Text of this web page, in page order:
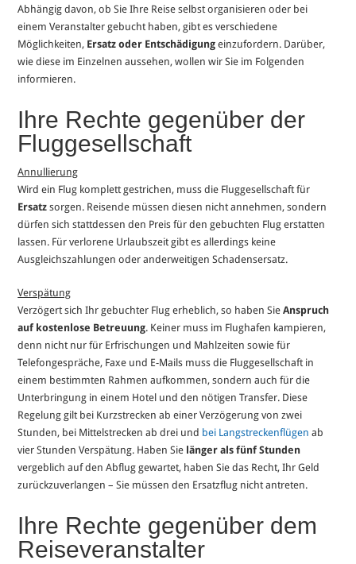
Abhängig davon, ob Sie Ihre Reise selbst organisieren oder bei
einem Veranstalter gebucht haben, gibt es verschiedene
Möglichkeiten, Ersatz oder Entschädigung einzufordern. Darüber,
wie diese im Einzelnen aussehen, wollen wir Sie im Folgenden
informieren.
Ihre Rechte gegenüber der
Fluggesellschaft
Annullierung
Wird ein Flug komplett gestrichen, muss die Fluggesellschaft für
Ersatzsorgen. Reisende müssen diesen nicht annehmen, sondern
dürfen sich stattdessen den Preis für den gebuchten Flug erstatten
lassen. Für verlorene Urlaubszeit gibt es allerdings keine
Ausgleichszahlungen oder anderweitigen Schadensersatz.
Verspätung
Verzögert sich Ihr gebuchter Flug erheblich, so haben SieAnspruch
auf kostenlose Betreuung. Keiner muss im Flughafen kampieren,
denn nicht nur für Erfrischungen und Mahlzeiten sowie für
Telefongespräche, Faxe und E-Mails muss die Fluggesellschaft in
einem bestimmten Rahmen aufkommen, sondern auch für die
Unterbringung in einem Hotel und den nötigen Transfer. Diese
Regelung gilt bei Kurzstrecken ab einer Verzögerung von zwei
Stunden, bei Mittelstrecken ab drei und bei Langstreckenflügen ab
vier Stunden Verspätung. Haben Sie länger als fünf Stunden
vergeblich auf den Abflug gewartet, haben Sie das Recht, Ihr Geld
zurückzuverlangen – Sie müssen den Ersatzflug nicht antreten.
Ihre Rechte gegenüber dem
Reiseveranstalter